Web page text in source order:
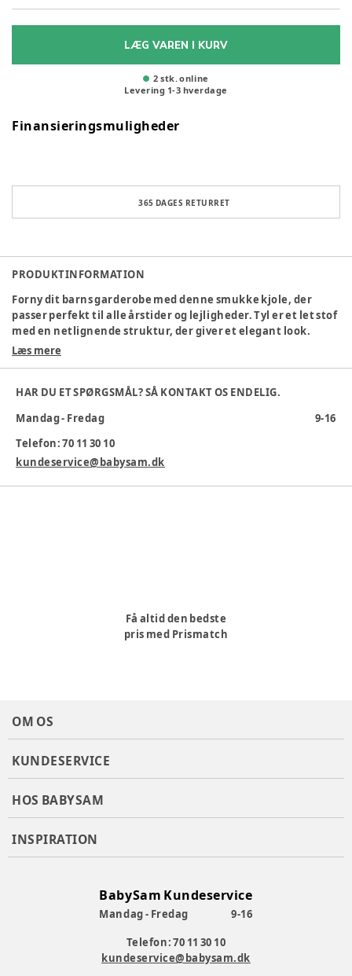
LÆG VAREN I KURV
2 stk. online
Levering 1-3 hverdage
Finansieringsmuligheder
365 DAGES RETURRET
PRODUKTINFORMATION
Forny dit barns garderobe med denne smukke kjole, der
passer perfekt til alle årstider og lejligheder. Tyl er et let stof
med en netlignende struktur, der giver et elegant look.
Specifikationer:
Rund halsudskæring
Knaplukning
Normal pasform
Vaskes ved 30 °C
Farvekode:5014444
Materiale:Polyamid
Læs mere
HAR DU ET SPØRGSMÅL? SÅ KONTAKT OS ENDELIG.
Mandag - Fredag
9-16
Telefon: 70 11 30 10
kundeservice@babysam.dk
Få altid den bedste
pris med Prismatch
OM OS
KUNDESERVICE
HOS BABYSAM
INSPIRATION
BabySam Kundeservice
Mandag - Fredag
9-16
Telefon: 70 11 30 10
kundeservice@babysam.dk